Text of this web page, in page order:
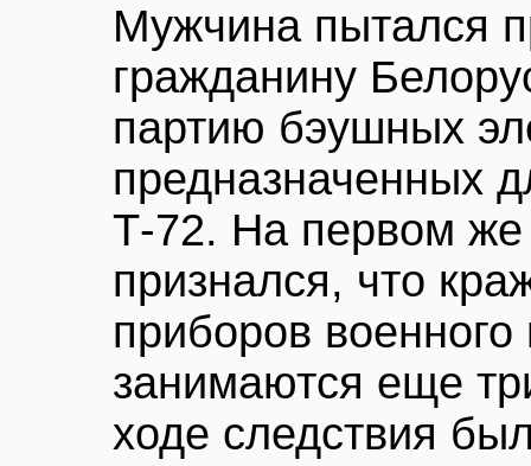
Мужчина пытался
гражданину
партию бэушных
предназначенных
Т-72. На первом же
признался, что
приборов
занимаются еще
ходе следствия